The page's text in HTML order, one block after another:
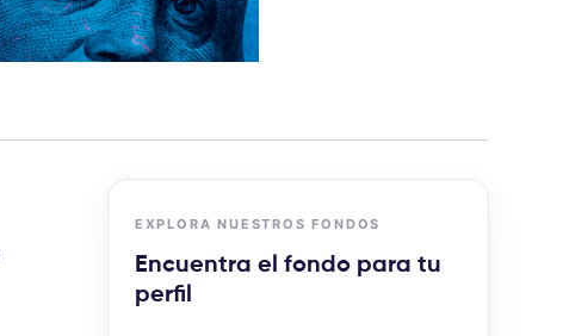
EXPLORA NUESTROS FONDOS
Encuentra el fondo para tu
perfil